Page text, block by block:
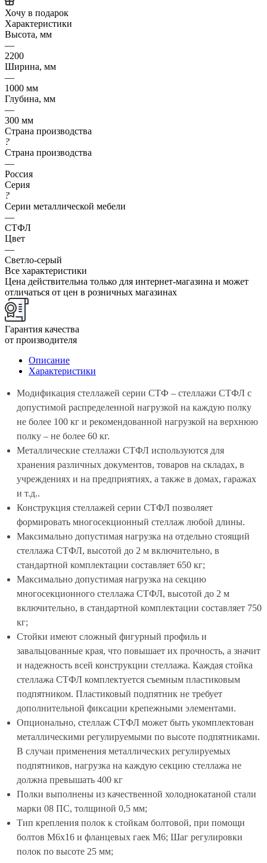
Хочу в подарок
Характеристики
Высота, мм
—
2200
Ширина, мм
—
1000 мм
Глубина, мм
—
300 мм
Страна производства
?
Страна производства
—
Россия
Серия
?
Серии металлической мебели
—
СТФЛ
Цвет
—
Светло-серый
Все характеристики
Цена действительна только для интернет-магазина и может
отличаться от цен в розничных магазинах
Гарантия качества
от производителя
Описание
Характеристики
Модификация стеллажей серии СТФ – стеллажи СТФЛ с
допустимой распределенной нагрузкой на каждую полку
не более 100 кг и рекомендованной нагрузкой на верхнюю
полку – не более 60 кг.
Металлические стеллажи СТФЛ используются для
хранения различных документов, товаров на складах, в
учреждениях и на предприятиях, а также в домах, гаражах
и т.д..
Конструкция стеллажей серии СТФЛ позволяет
формировать многосекционный стеллаж любой длины.
Максимально допустимая нагрузка на отдельно стоящий
стеллажа СТФЛ, высотой до 2 м включительно, в
стандартной комплектации составляет 650 кг;
Максимально допустимая нагрузка на секцию
многосекционного стеллажа СТФЛ, высотой до 2 м
включительно, в стандартной комплектации составляет 750
кг;
Стойки имеют сложный фигурный профиль и
завальцованные края, что повышает их прочность, а значит
и надежность всей конструкции стеллажа. Каждая стойка
стеллажа СТФЛ комплектуется съемным пластиковым
подпятником. Пластиковый подпятник не требует
дополнительной фиксации крепежными элементами.
Опционально, стеллаж СТФЛ может быть укомплектован
металлическими регулируемыми по высоте подпятниками.
В случаи применения металлических регулируемых
подпятников, нагрузка на каждую секцию стеллажа не
должна превышать 400 кг
Полки выполнены из качественной холоднокатаной стали
марки 08 ПС, толщиной 0,5 мм;
Тип крепления полок к стойкам болтовой, при помощи
болтов М6х16 и фланцевых гаек М6; Шаг регулировки
полок по высоте 25 мм;